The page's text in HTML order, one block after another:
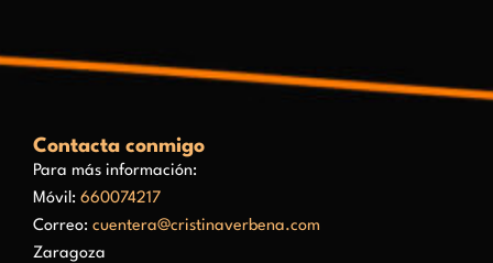
Contacta conmigo
Para más información:
Móvil: 660074217
Correo: cuentera@cristinaverbena.com
Zaragoza